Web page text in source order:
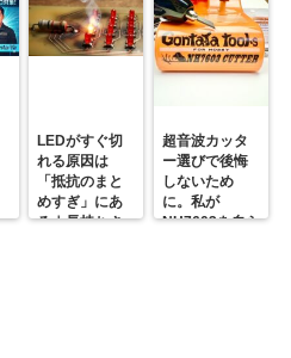
LEDがすぐ切
れる原因は
「抵抗のまと
めすぎ」にあ
る｜長持ちさ
超音波カッタ
ー選びで後悔
しないため
に。私が
NH7603を自ら